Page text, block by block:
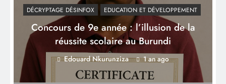
DÉCRYPTAGE DÉSINFOX EDUCATION ET DÉVELOPPEMENT
Concours de 9e année : l’illusion de la
réussite scolaire au Burundi
Edouard Nkurunziza 1 an ago